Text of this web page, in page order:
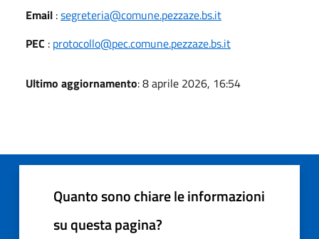
Email :segreteria@comune.pezzaze.bs.it
PEC : protocollo@pec.comune.pezzaze.bs.it
Ultimo aggiornamento: 8 aprile 2026, 16:54
Quanto sono chiare le informazioni
su questa pagina?